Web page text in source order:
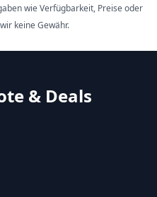
wie Verfügbarkeit, Preise oder
keine Gewähr.
& Deals